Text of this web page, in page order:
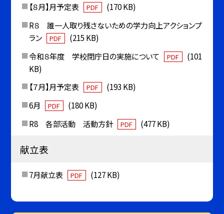
【８月】月予定表
PDF
(170 KB)
R８ 誰一人取り残さないための学力向上アクションプ
ラン
PDF
(215 KB)
令和８年度 学校閉庁日の実施について
PDF
(101
KB)
【７月】月予定表
PDF
(193 KB)
6月
PDF
(180 KB)
R8 各部活動 活動方針
PDF (477 KB)
献立表
7月献立表 PDF (127 KB)